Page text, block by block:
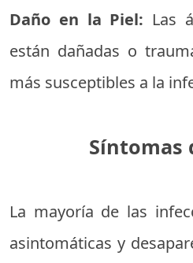
Daño en la Piel: Las
están dañadas o
más susceptibles a la
Síntomas
La mayoría de las
asintomáticas y